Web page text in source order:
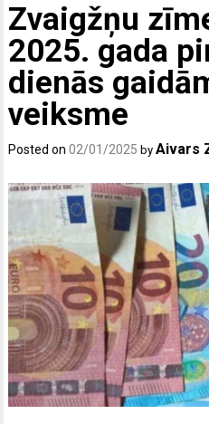
Zvaigžņu
2025. gada
dienās
veiksme
Posted on02/01/2025 byAivars